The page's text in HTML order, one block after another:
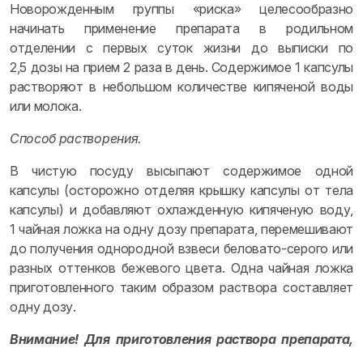
Новорожденным группы «риска» целесообразно
начинать применение препарата в родильном
отделении с первых суток жизни до выписки по
2,5 дозы на прием 2 раза в день. Содержимое 1 капсулы
растворяют в небольшом количестве кипяченой воды
или молока.
Способ растворения.
В чистую посуду высыпают содержимое одной
капсулы (осторожно отделяя крышку капсулы от тела
капсулы) и добавляют охлажденную кипяченую воду,
1 чайная ложка на одну дозу препарата, перемешивают
до получения однородной взвеси беловато-серого или
разных оттенков бежевого цвета. Одна чайная ложка
приготовленного таким образом раствора составляет
одну дозу.
Внимание! Для приготовления раствора препарата,